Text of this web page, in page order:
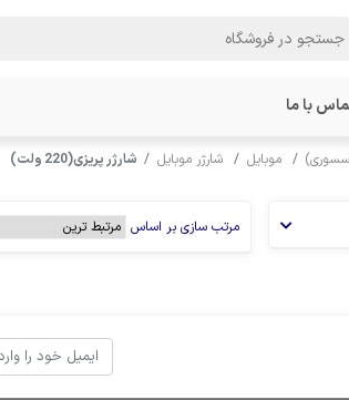
با ما
موبایل شارژر موبایل شارژر پریزی(220 ولت)
مرتب سازی بر اساس